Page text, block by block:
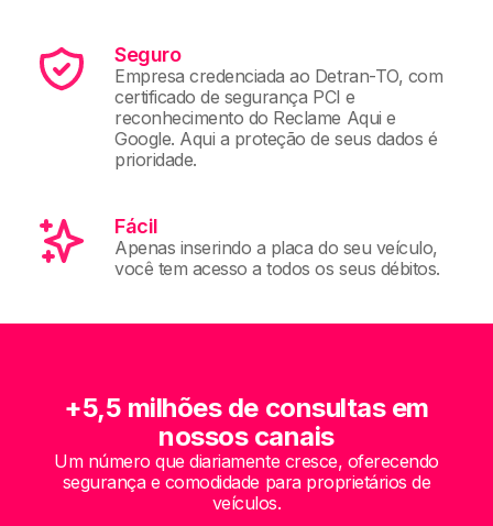
Seguro
Empresa credenciada ao Detran-TO, com
certificado de segurança PCI e
reconhecimento do Reclame Aqui e
Google. Aqui a proteção de seus dados é
prioridade.
Fácil
Apenas inserindo a placa do seu veículo,
você tem acesso a todos os seus débitos.
+5,5 milhões de consultas em
nossos canais
Um número que diariamente cresce, oferecendo
segurança e comodidade para proprietários de
veículos.